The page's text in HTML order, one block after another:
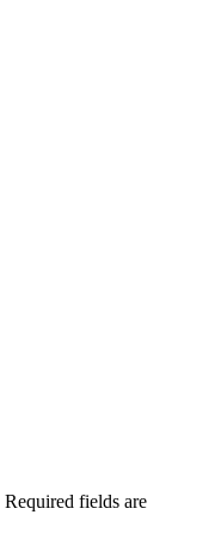
Required fields are